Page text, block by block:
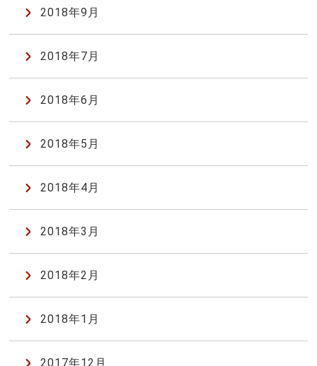
2018年9月
2018年7月
2018年6月
2018年5月
2018年4月
2018年3月
2018年2月
2018年1月
2017年12月